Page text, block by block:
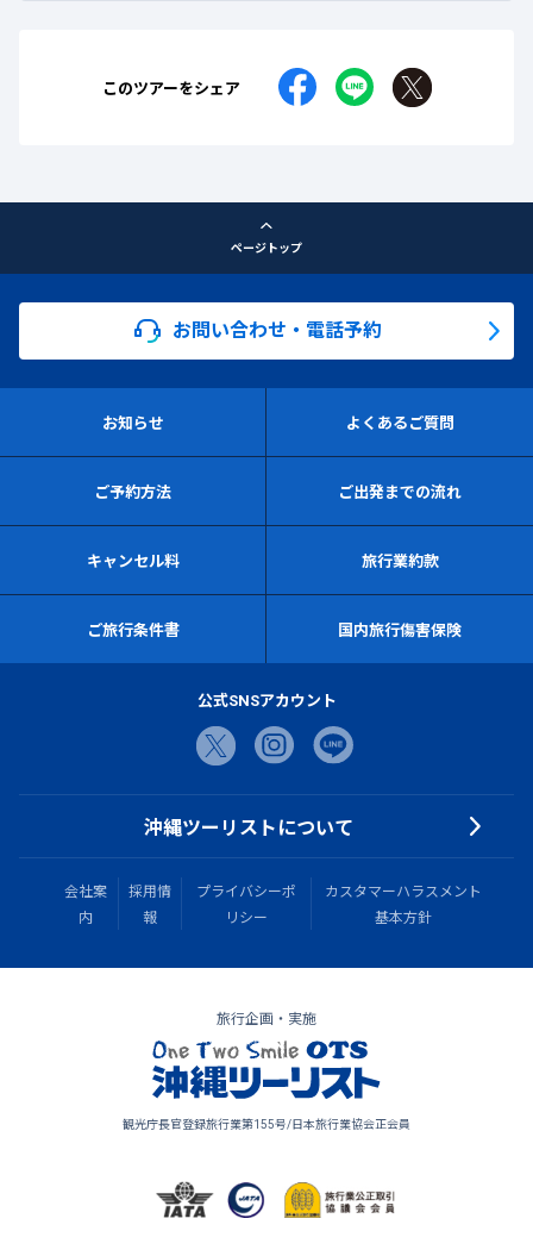
このツアーをシェア
ページトップ
お問い合わせ・電話予約
お知らせ よくあるご質問
ご予約方法 ご出発までの流れ
キャンセル料 旅行業約款
ご旅行条件書 国内旅行傷害保険
公式SNSアカウント
沖縄ツーリストについて
会社案
内
採用情
報
プライバシーポ
リシー
カスタマーハラスメント
基本方針
旅行企画・実施
観光庁長官登録旅行業第155号/日本旅行業協会正会員